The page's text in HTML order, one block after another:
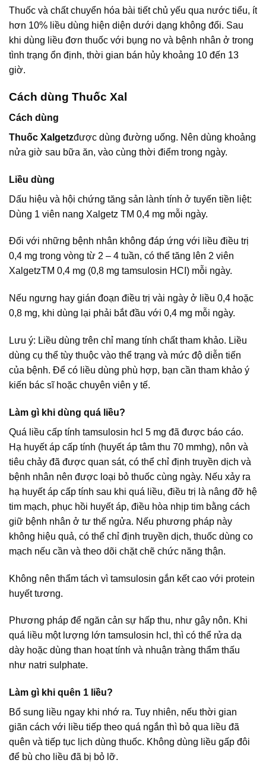
Thuốc và chất chuyển hóa bài tiết chủ yếu qua nước tiểu, ít
hơn 10% liều dùng hiện diện dưới dạng không đổi. Sau
khi dùng liều đơn thuốc với bụng no và bệnh nhân ở trong
tình trạng ổn định, thời gian bán hủy khoảng 10 đến 13
giờ.
Cách dùng Thuốc Xal
Cách dùng
Thuốc Xalgetzđược dùng đường uống. Nên dùng khoảng
nửa giờ sau bữa ăn, vào cùng thời điểm trong ngày.
Liều dùng
Dấu hiệu và hội chứng tăng sản lành tính ở tuyến tiền liệt:
Dùng 1 viên nang Xalgetz TM 0,4 mg mỗi ngày.
Đối với những bệnh nhân không đáp ứng với liều điều trị
0,4 mg trong vòng từ 2 – 4 tuần, có thể tăng lên 2 viên
XalgetzTM 0,4 mg (0,8 mg tamsulosin HCI) mỗi ngày.
Nếu ngưng hay gián đoạn điều trị vài ngày ở liều 0,4 hoặc
0,8 mg, khi dùng lại phải bắt đầu với 0,4 mg mỗi ngày.
Lưu ý: Liều dùng trên chỉ mang tính chất tham khảo. Liều
dùng cụ thể tùy thuộc vào thể trạng và mức độ diễn tiến
của bệnh. Để có liều dùng phù hợp, bạn cần tham khảo ý
kiến bác sĩ hoặc chuyên viên y tế.
Làm gì khi dùng quá liều?
Quá liều cấp tính tamsulosin hcl 5 mg đã được báo cáo.
Hạ huyết áp cấp tính (huyết áp tâm thu 70 mmhg), nôn và
tiêu chảy đã được quan sát, có thể chỉ định truyền dịch và
bệnh nhân nên được loại bỏ thuốc cùng ngày. Nếu xảy ra
hạ huyết áp cấp tính sau khi quá liều, điều trị là nâng đỡ hệ
tim mạch, phục hồi huyết áp, điều hòa nhịp tim bằng cách
giữ bệnh nhân ở tư thế ngửa. Nếu phương pháp này
không hiệu quả, có thể chỉ định truyền dịch, thuốc dùng co
mạch nếu cần và theo dõi chặt chẽ chức năng thận.
Không nên thẩm tách vì tamsulosin gắn kết cao với protein
huyết tương.
Phương pháp để ngăn cản sự hấp thu, như gây nôn. Khi
quá liều một lượng lớn tamsulosin hcl, thì có thể rửa dạ
dày hoặc dùng than hoạt tính và nhuận tràng thẩm thấu
như natri sulphate.
Làm gì khi quên 1 liều?
Bổ sung liều ngay khi nhớ ra. Tuy nhiên, nếu thời gian
giãn cách với liều tiếp theo quá ngắn thì bỏ qua liều đã
quên và tiếp tục lịch dùng thuốc. Không dùng liều gấp đôi
để bù cho liều đã bị bỏ lỡ.